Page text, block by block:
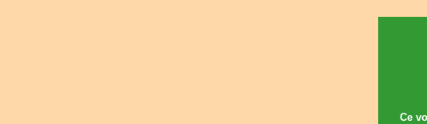
Ce